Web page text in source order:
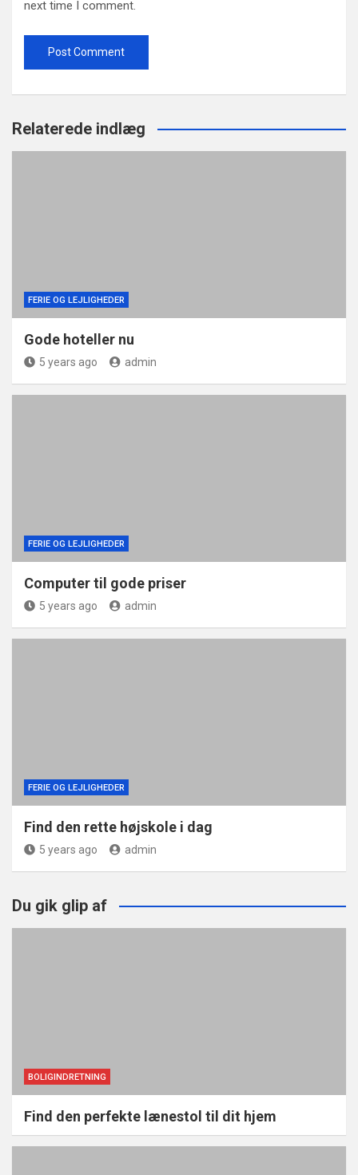
next time I comment.
Relaterede indlæg
FERIE OG LEJLIGHEDER
Gode hoteller nu
5 years ago admin
FERIE OG LEJLIGHEDER
Computer til gode priser
5 years ago admin
FERIE OG LEJLIGHEDER
Find den rette højskole i dag
5 years ago admin
Du gik glip af
BOLIGINDRETNING
Find den perfekte lænestol til dit hjem